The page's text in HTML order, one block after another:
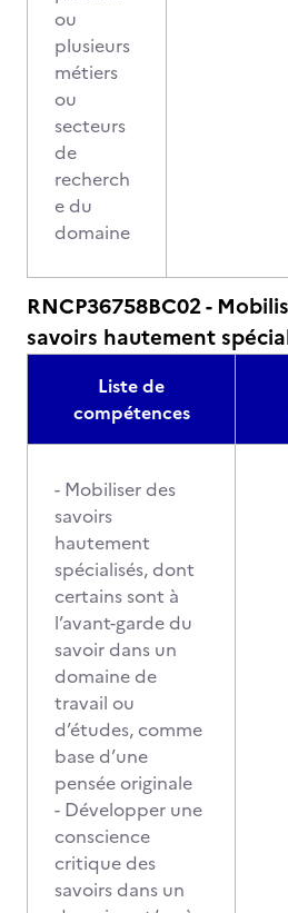
ou
plusieurs
métiers
ou
secteurs
de
recherch
e du
domaine
RNCP36758BC02 -
savoirs hautement
Liste de
compétences
- Mobiliser des
savoirs
hautement
spécialisés, dont
certains sont à
l’avant-garde du
savoir dans un
domaine de
travail ou
d’études, comme
base d’une
pensée originale
- Développer une
conscience
critique des
savoirs dans un